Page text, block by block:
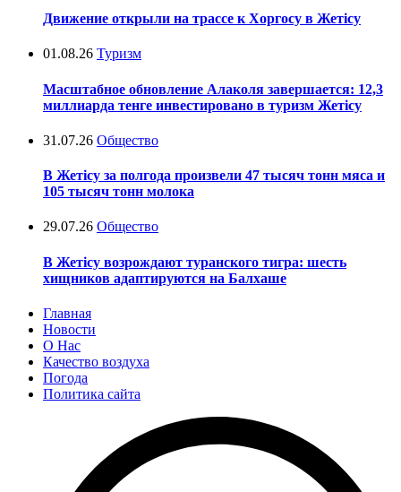
Движение открыли на трассе к Хоргосу в Жетісу
01.08.26 Туризм
Масштабное обновление Алаколя завершается: 12,3
миллиарда тенге инвестировано в туризм Жетісу
31.07.26 Общество
В Жетісу за полгода произвели 47 тысяч тонн мяса и
105 тысяч тонн молока
29.07.26 Общество
В Жетісу возрождают туранского тигра: шесть
хищников адаптируются на Балхаше
Главная
Новости
О Нас
Качество воздуха
Погода
Политика сайта